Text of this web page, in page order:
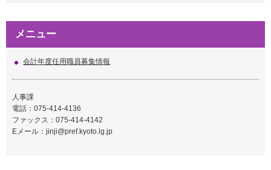
メニュー
会計年度任用職員募集情報
人事課
電話：075-414-4136
ファックス：075-414-4142
Eメール：jinji@pref.kyoto.lg.jp